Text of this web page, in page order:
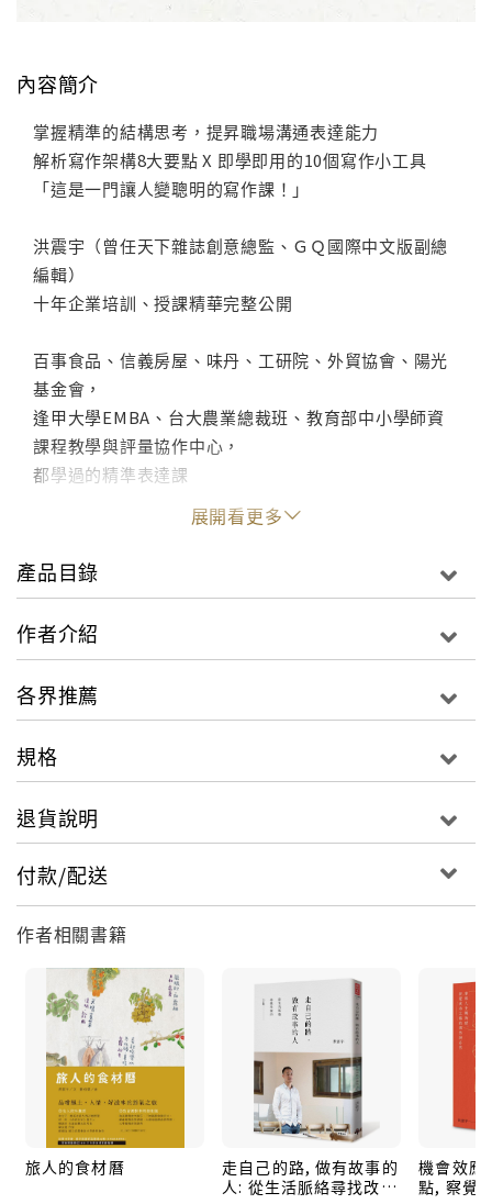
內容簡介
掌握精準的結構思考，提昇職場溝通表達能力
解析寫作架構8大要點 X 即學即用的10個寫作小工具
「這是一門讓人變聰明的寫作課！」
洪震宇（曾任天下雜誌創意總監、ＧＱ國際中文版副總
編輯）
十年企業培訓、授課精華完整公開
百事食品、信義房屋、味丹、工研院、外貿協會、陽光
基金會，
逢甲大學EMBA、台大農業總裁班、教育部中小學師資
課程教學與評量協作中心，
都學過的精準表達課
主管指派的報告主題，卻不知道該寫什麼內容？
洋洋灑灑寫滿的企劃案，卻被批評沒有重點？
客戶來的ＥＭＡＩＬ不知道如何適切地回覆？
們受到感動？
寫作如同寫程式，一段一段都是嚴謹的邏輯條理，才能
輯、情意、結構到觀點，扎下厚實的基礎能力，讓你透
過寫作精鍊思考，有效解決工作問題
資深文字人暨創意人洪震宇，結合在雜誌界十二年累積
的採訪寫作與編輯經驗，與近十年投入企業培訓與公開
課，講授溝通、表達、寫作主題的精華，整理出「精準
寫作」的架構與步驟，讓你寫的「精簡」、「精巧」與
這本書正是你的寫作教練。洪震宇把寫作能力拆解成20
堂課，每一堂都有一個目標與主題，並透過刻意練習的
方式，有階段、有步驟與目標的逐層練習，無論上班
族、公務員、公關、企劃行銷，到老師、學生都能加以
運用。
展開看更多
產品目錄
作者介紹
各界推薦
規格
退貨說明
付款/配送
作者相關書籍
旅人的食材曆
走自己的路, 做有故事的
人: 從生活脈絡尋找改變
機會效應
點, 察覺